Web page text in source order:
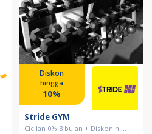
Diskon
hingga
10%
Stride GYM
Cicilan 0% 3 bulan + Diskon hi...